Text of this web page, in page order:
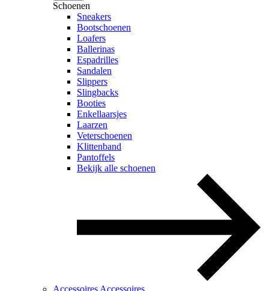
Schoenen
Sneakers
Bootschoenen
Loafers
Ballerinas
Espadrilles
Sandalen
Slippers
Slingbacks
Booties
Enkellaarsjes
Laarzen
Veterschoenen
Klittenband
Pantoffels
Bekijk alle schoenen
Accessoires Accessoires